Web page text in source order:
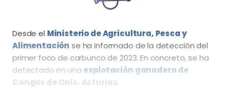
Desde el Ministerio de Agricultura, Pesca y
Alimentación se ha informado de la detección del
primer foco de carbunco de 2023. En concreto, se ha
detectado en una explotación ganadera de
Cangas de Onís, Asturias.